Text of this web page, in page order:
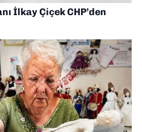
İlkay Çiçek CHP’den